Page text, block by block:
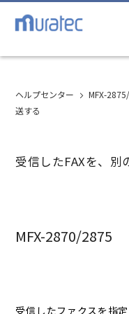
ヘルプセンター MFX-
送する
受信したFAXを、別
MFX-2870/2875
受信したファクスを指